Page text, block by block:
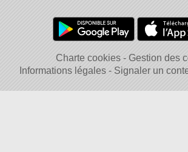
Charte cookies
Gestion des
Informations légales
Signaler un